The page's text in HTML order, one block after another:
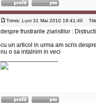
Trimis: Luni 31 Mai 2010 19:41:40
despre frustrarile ziaristilor :
cu un articol in urma am scris
nu o sa intalnim in veci